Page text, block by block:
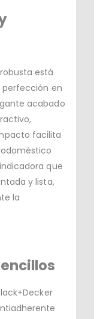
está
perfección en
acabado
facilita
que
y lista,
la